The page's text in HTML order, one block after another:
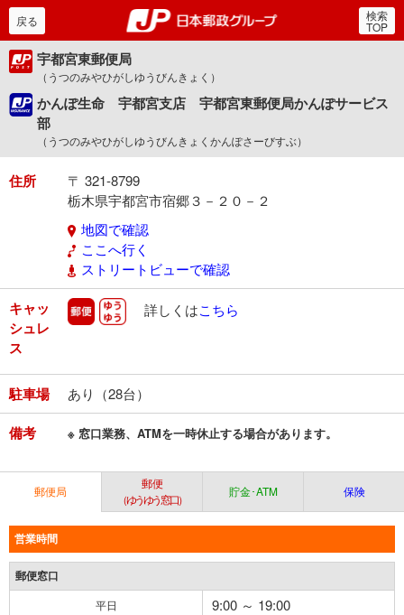
郵便局・日本郵政グルー
戻る 検索
TOP
宇都宮東郵便局
（うつのみやひがしゆうびんきょく）
かんぽ生命 宇都宮支店 宇都宮東郵便局かんぽサービス
部
（うつのみやひがしゆうびんきょくかんぽさーびすぶ）
住所
〒 321-8799
栃木県宇都宮市宿郷３－２０－２
地図で確認
ここへ行く
ストリートビューで確認
キャッ
シュレ
ス
郵便 ゆうゆう
詳しくはこちら
駐車場 あり（28台）
備考 ※ 窓口業務、ATMを一時休止する場合があります。
郵便局
郵便
（ゆうゆう窓口）
貯金･ATM 保険
営業時間
郵便窓口
平日 9:00 ～ 19:00